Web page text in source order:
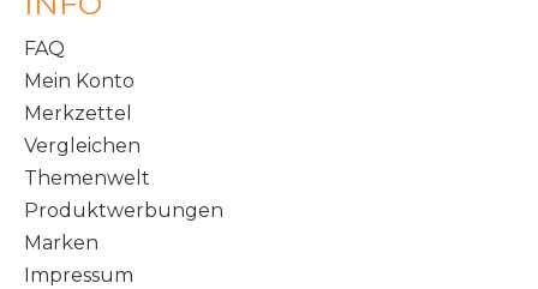
FAQ
Mein Konto
Merkzettel
Vergleichen
Themenwelt
Produktwerbungen
Marken
Impressum